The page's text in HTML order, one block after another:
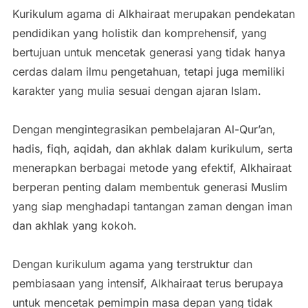
Kurikulum agama di Alkhairaat merupakan pendekatan
pendidikan yang holistik dan komprehensif, yang
bertujuan untuk mencetak generasi yang tidak hanya
cerdas dalam ilmu pengetahuan, tetapi juga memiliki
karakter yang mulia sesuai dengan ajaran Islam.
Dengan mengintegrasikan pembelajaran Al-Qur’an,
hadis, fiqh, aqidah, dan akhlak dalam kurikulum, serta
menerapkan berbagai metode yang efektif, Alkhairaat
berperan penting dalam membentuk generasi Muslim
yang siap menghadapi tantangan zaman dengan iman
dan akhlak yang kokoh.
Dengan kurikulum agama yang terstruktur dan
pembiasaan yang intensif, Alkhairaat terus berupaya
untuk mencetak pemimpin masa depan yang tidak